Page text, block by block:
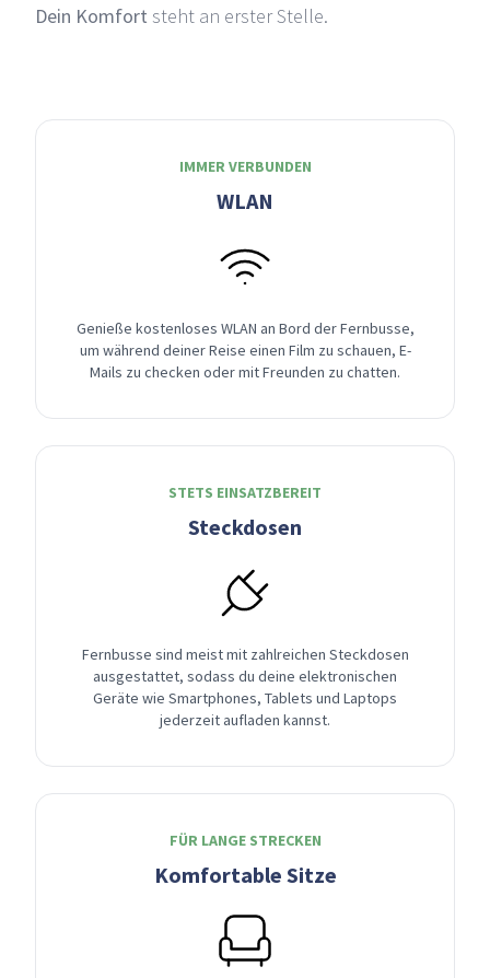
Dein Komfort steht an erster Stelle.
IMMER VERBUNDEN
WLAN
Genieße kostenloses WLAN an Bord der Fernbusse,
um während deiner Reise einen Film zu schauen, E-
Mails zu checken oder mit Freunden zu chatten.
STETS EINSATZBEREIT
Steckdosen
Fernbusse sind meist mit zahlreichen Steckdosen
ausgestattet, sodass du deine elektronischen
Geräte wie Smartphones, Tablets und Laptops
jederzeit aufladen kannst.
FÜR LANGE STRECKEN
Komfortable Sitze